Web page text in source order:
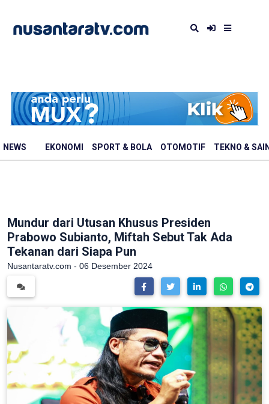
NEWS EKONOMI SPORT & BOLA OTOMOTIF TEKNO &
Mundur dari Utusan Khusus Presiden
Prabowo Subianto, Miftah Sebut Tak Ada
Tekanan dari Siapa Pun
Nusantaratv.com - 06 Desember 2024